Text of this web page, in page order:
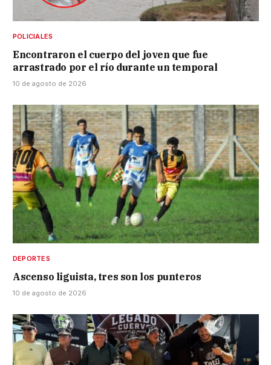
POLICIALES
Encontraron el cuerpo del joven que fue
arrastrado por el río durante un temporal
10 de agosto de 2026
DEPORTES
Ascenso liguista, tres son los punteros
10 de agosto de 2026